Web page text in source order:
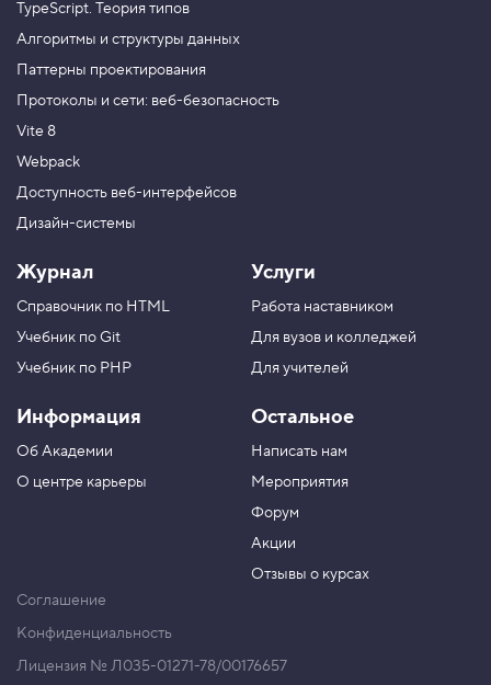
TypeScript. Теория типов
Алгоритмы и структуры данных
Паттерны проектирования
Протоколы и сети: веб-безопасность
Vite 8
Webpack
Доступность веб-интерфейсов
Дизайн-системы
Журнал
Справочник по HTML
Учебник по Git
Учебник по PHP
Информация
Об Академии
О центре карьеры
Услуги
Работа наставником
Для вузов и колледжей
Для учителей
Остальное
Написать нам
Мероприятия
Форум
Акции
Отзывы о курсах
Соглашение
Конфиденциальность
Лицензия № Л035-01271-78/00176657